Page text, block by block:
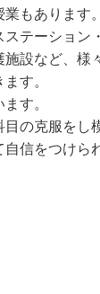
もあります。
テーション
設など、様
す。
す。
の克服をし
信をつけら